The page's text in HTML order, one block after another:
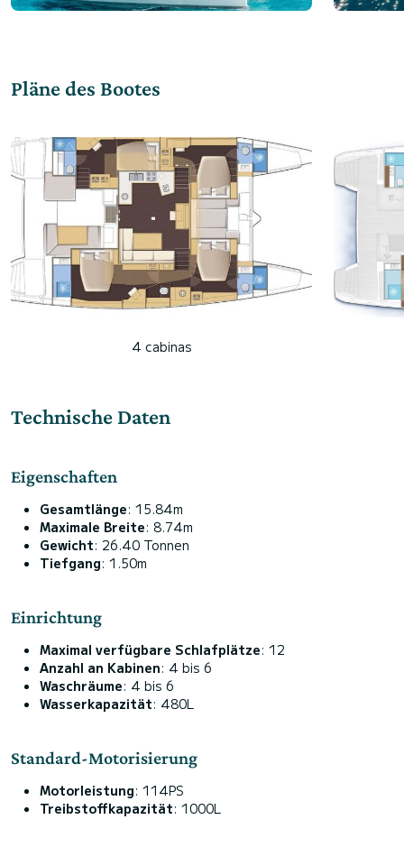
Pläne des Bootes
4 cabinas
Technische Daten
Eigenschaften
Gesamtlänge: 15.84m
Maximale Breite: 8.74m
Gewicht: 26.40 Tonnen
Tiefgang: 1.50m
Einrichtung
Maximal verfügbare Schlafplätze: 12
Anzahl an Kabinen: 4 bis 6
Waschräume: 4 bis 6
Wasserkapazität: 480L
Standard-Motorisierung
Motorleistung: 114PS
Treibstoffkapazität: 1000L